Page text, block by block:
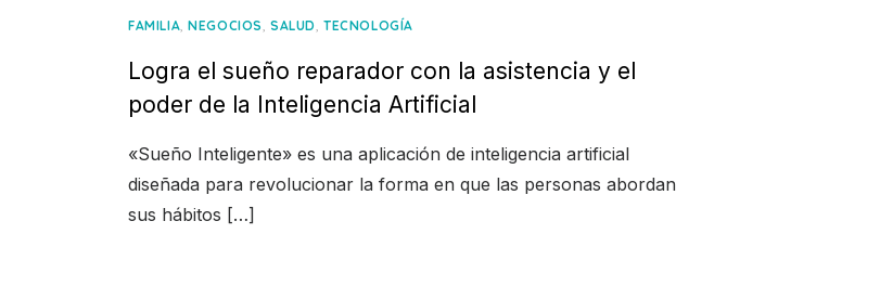
FAMILIA,NEGOCIOS,SALUD,TECNOLOGÍA
Logra el sueño reparador con la asistencia y el
poder de la Inteligencia Artificial
«Sueño Inteligente» es una aplicación de inteligencia artificial
diseñada para revolucionar la forma en que las personas abordan
sus hábitos […]